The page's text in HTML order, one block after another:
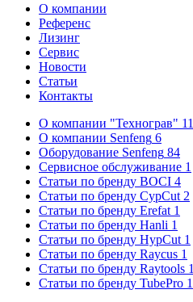
О компании
Референс
Лизинг
Сервис
Новости
Статьи
Контакты
О компании "Технограв" 11
О компании Senfeng 6
Оборудование Senfeng 84
Сервисное обслуживание 1
Статьи по бренду BOCI 4
Статьи по бренду CypCut 2
Статьи по бренду Erefat 1
Статьи по бренду Hanli 1
Статьи по бренду HypCut 1
Статьи по бренду Raycus 1
Статьи по бренду Raytools 1
Статьи по бренду TubePro 1